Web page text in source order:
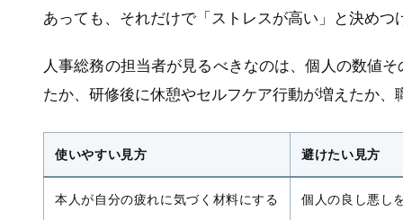
あっても、それだけで「ストレスが高い」と決め
人事総務の担当者が見るべきなのは、個人の数値
たか、研修後に休憩やセルフケア行動が増えたか
使いやすい見方 避けたい見方
本人が自分の疲れに気づく材料にする 個人の良し悪し